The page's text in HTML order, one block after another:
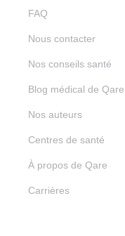
FAQ
Nous contacter
Nos conseils santé
Blog médical de Qare
Nos auteurs
Centres de santé
À propos de Qare
Carrières